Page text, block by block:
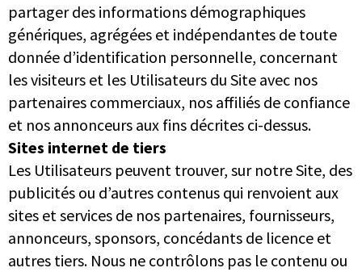
partager des informations démographiques
génériques, agrégées et indépendantes de toute
donnée d’identification personnelle, concernant
les visiteurs et les Utilisateurs du Site avec nos
partenaires commerciaux, nos affiliés de confiance
et nos annonceurs aux fins décrites ci-dessus.
Sites internet de tiers
Les Utilisateurs peuvent trouver, sur notre Site, des
publicités ou d’autres contenus qui renvoient aux
sites et services de nos partenaires, fournisseurs,
annonceurs, sponsors, concédants de licence et
autres tiers. Nous ne contrôlons pas le contenu ou